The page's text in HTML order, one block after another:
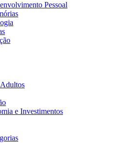
Pessoal
e Investimentos